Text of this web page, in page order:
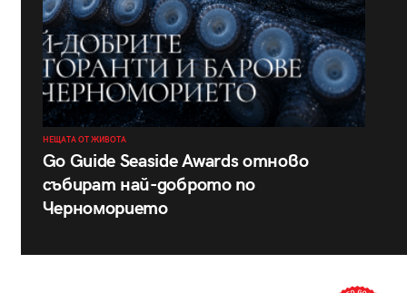
НЕЩАТА ОТ ЖИВОТА
Go Guide Seaside Awards отново
събират най-доброто по
Черноморието